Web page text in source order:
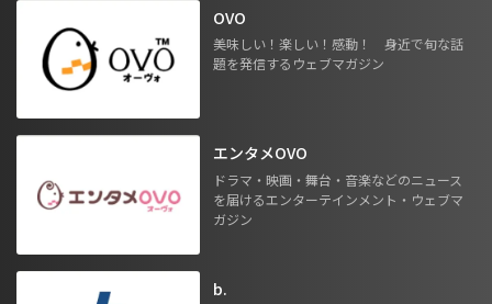
OVO
美味しい！楽しい！感動！ 身近で旬な話
題を発信するウェブマガジン
エンタメOVO
ドラマ・映画・舞台・音楽などのニュース
を届けるエンターテインメント・ウェブマ
ガジン
b.